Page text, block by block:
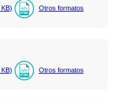
KB) Otros formatos
KB) Otros formatos